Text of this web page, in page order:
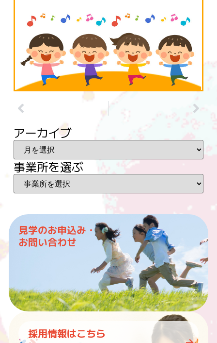
アーカイブ
事業所を選ぶ
見学のお申込み・
お問い合わせ
採用情報はこちら